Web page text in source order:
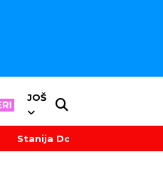
JOŠ
Stanija Dobrojević